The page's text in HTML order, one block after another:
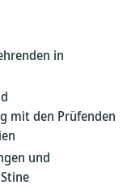
in
mit den Prüfenden
und